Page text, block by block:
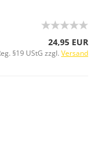
24,95 EUR
§19 UStG zzgl. Versand